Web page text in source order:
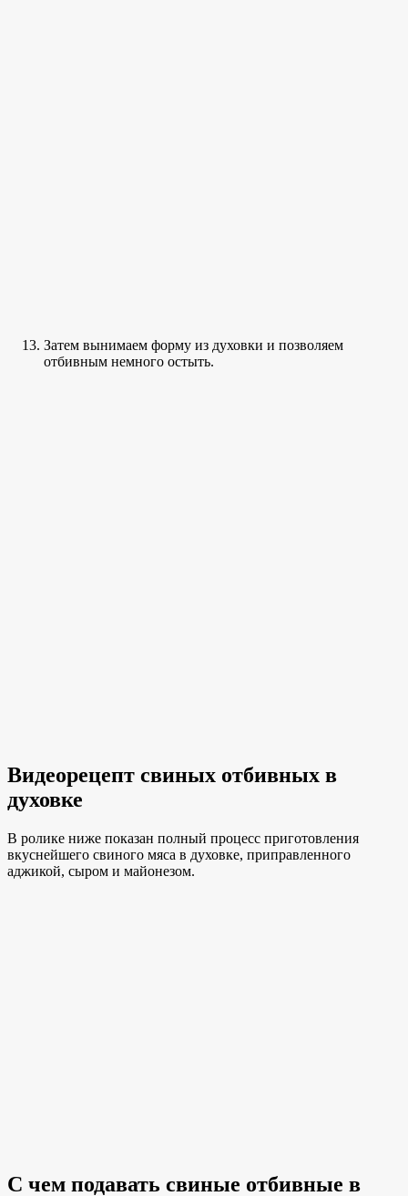
Затем вынимаем форму из духовки и позволяем
отбивным немного остыть.
Видеорецепт свиных отбивных в
духовке
В ролике ниже показан полный процесс приготовления
вкуснейшего свиного мяса в духовке, приправленного
аджикой, сыром и майонезом.
С чем подавать свиные отбивные в